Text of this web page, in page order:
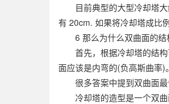
目前典型的大型冷却塔大
有 20cm. 如果将冷却塔成比
6 那么为什么双曲面的结
首先，根据冷却塔的结构
面应该是内弯的(负高斯曲率)。
很多答案中提到双曲面最
冷却塔的造型是一个双曲